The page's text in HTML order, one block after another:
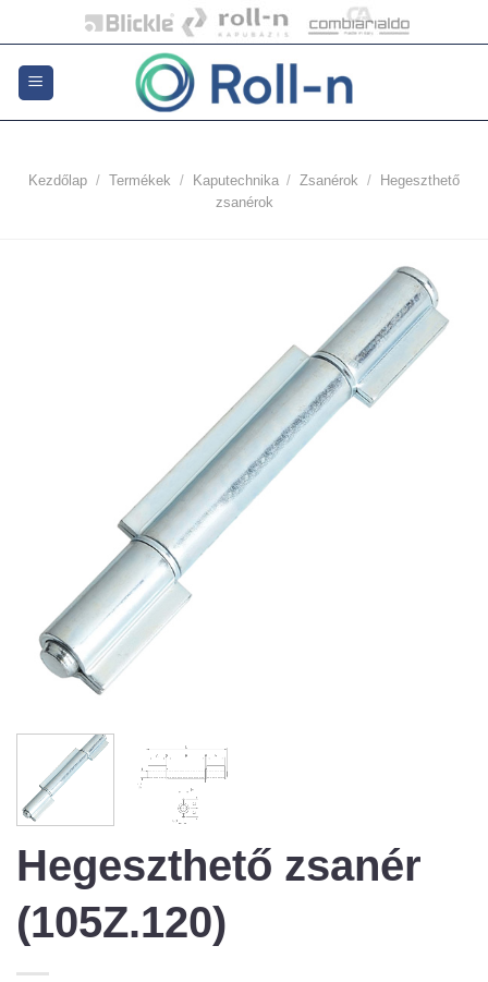
to
content
Kezdőlap / Termékek / Kaputechnika / Zsanérok /
Hegeszthető
zsanérok
Hegeszthető zsanér
(105Z.120)